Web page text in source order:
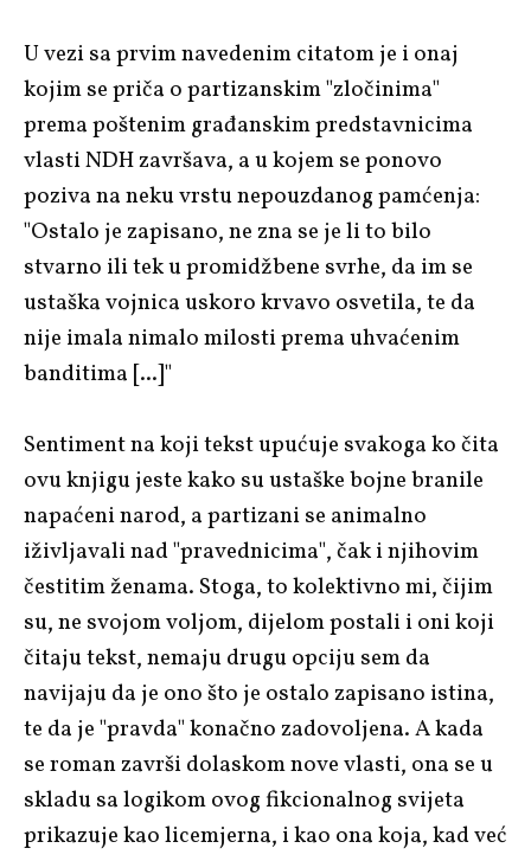
U vezi sa prvim navedenim citatom je i onaj
kojim se priča o partizanskim "zločinima"
prema poštenim građanskim predstavnicima
vlasti NDH završava, a u kojem se ponovo
poziva na neku vrstu nepouzdanog pamćenja:
"Ostalo je zapisano, ne zna se je li to bilo
stvarno ili tek u promidžbene svrhe, da im se
ustaška vojnica uskoro krvavo osvetila, te da
nije imala nimalo milosti prema uhvaćenim
banditima [...]"
Sentiment na koji tekst upućuje svakoga ko čita
ovu knjigu jeste kako su ustaške bojne branile
napaćeni narod, a partizani se animalno
iživljavali nad "pravednicima", čak i njihovim
čestitim ženama. Stoga, to kolektivno mi, čijim
su, ne svojom voljom, dijelom postali i oni koji
čitaju tekst, nemaju drugu opciju sem da
navijaju da je ono što je ostalo zapisano istina,
te da je "pravda" konačno zadovoljena. A kada
se roman završi dolaskom nove vlasti, ona se u
skladu sa logikom ovog fikcionalnog svijeta
prikazuje kao licemjerna, i kao ona koja, kad već